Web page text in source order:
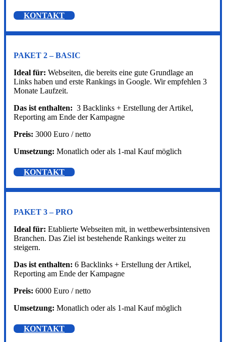
KONTAKT
PAKET 2 – BASIC
Ideal für: Webseiten, die bereits eine gute Grundlage an
Links haben und erste Rankings in Google. Wir empfehlen 3
Monate Laufzeit.
Das ist enthalten: 3 Backlinks + Erstellung der Artikel,
Reporting am Ende der Kampagne
Preis: 3000 Euro / netto
Umsetzung: Monatlich oder als 1-mal Kauf möglich
KONTAKT
PAKET 3 – PRO
Ideal für: Etablierte Webseiten mit, in wettbewerbsintensiven
Branchen. Das Ziel ist bestehende Rankings weiter zu
steigern.
Das ist enthalten: 6 Backlinks + Erstellung der Artikel,
Reporting am Ende der Kampagne
Preis: 6000 Euro / netto
Umsetzung: Monatlich oder als 1-mal Kauf möglich
KONTAKT